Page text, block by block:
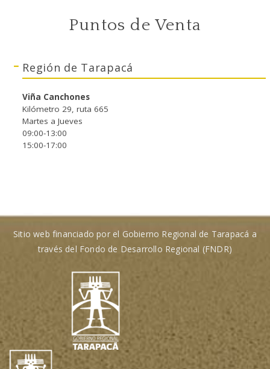
Puntos de Venta
Región de Tarapacá
Viña Canchones
Kilómetro 29, ruta 665
Martes a Jueves
09:00-13:00
15:00-17:00
Sitio web financiado por el Gobierno Regional de Tarapacá a
través del Fondo de Desarrollo Regional (FNDR)